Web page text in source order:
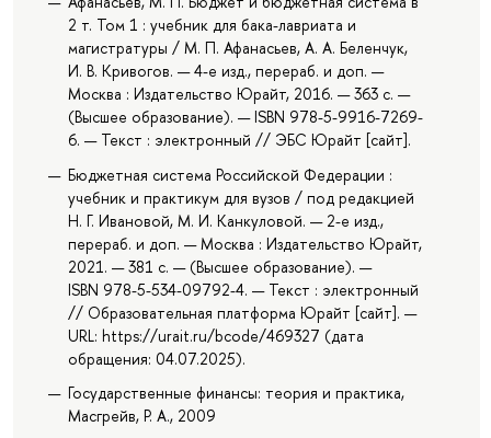
2 т. Том 1 : учебник для бака-лавриата и
магистратуры / М. П. Афанасьев, А. А. Беленчук,
И. В. Кривогов. — 4-е изд., перераб. и доп. —
Москва : Издательство Юрайт, 2016. — 363 с. —
(Высшее образование). — ISBN 978-5-9916-7269-
6. — Текст : электронный // ЭБС Юрайт [сайт].
Бюджетная система Российской Федерации :
учебник и практикум для вузов / под редакцией
Н. Г. Ивановой, М. И. Канкуловой. — 2-е изд.,
перераб. и доп. — Москва : Издательство Юрайт,
2021. — 381 с. — (Высшее образование). —
ISBN 978-5-534-09792-4. — Текст : электронный
// Образовательная платформа Юрайт [сайт]. —
URL: https://urait.ru/bcode/469327 (дата
обращения: 04.07.2025).
Государственные финансы: теория и практика,
Масгрейв, Р. А., 2009